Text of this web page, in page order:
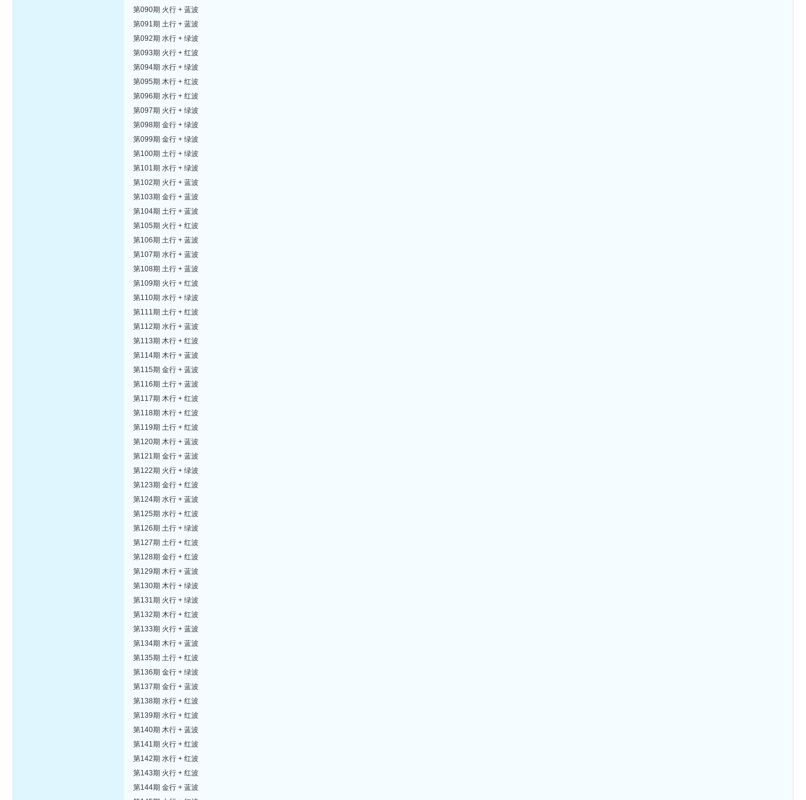
第090期 火行 + 蓝波
第091期 土行 + 蓝波
第092期 水行 + 绿波
第093期 火行 + 红波
第094期 水行 + 绿波
第095期 木行 + 红波
第096期 水行 + 红波
第097期 火行 + 绿波
第098期 金行 + 绿波
第099期 金行 + 绿波
第100期 土行 + 绿波
第101期 水行 + 绿波
第102期 火行 + 蓝波
第103期 金行 + 蓝波
第104期 土行 + 蓝波
第105期 火行 + 红波
第106期 土行 + 蓝波
第107期 水行 + 蓝波
第108期 土行 + 蓝波
第109期 火行 + 红波
第110期 水行 + 绿波
第111期 土行 + 红波
第112期 水行 + 蓝波
第113期 木行 + 红波
第114期 木行 + 蓝波
第115期 金行 + 蓝波
第116期 土行 + 蓝波
第117期 木行 + 红波
第118期 木行 + 红波
第119期 土行 + 红波
第120期 木行 + 蓝波
第121期 金行 + 蓝波
第122期 火行 + 绿波
第123期 金行 + 红波
第124期 水行 + 蓝波
第125期 水行 + 红波
第126期 土行 + 绿波
第127期 土行 + 红波
第128期 金行 + 红波
第129期 木行 + 蓝波
第130期 木行 + 绿波
第131期 火行 + 绿波
第132期 木行 + 红波
第133期 火行 + 蓝波
第134期 木行 + 蓝波
第135期 土行 + 红波
第136期 金行 + 绿波
第137期 金行 + 蓝波
第138期 水行 + 红波
第139期 水行 + 红波
第140期 木行 + 蓝波
第141期 火行 + 红波
第142期 水行 + 红波
第143期 火行 + 红波
第144期 金行 + 蓝波